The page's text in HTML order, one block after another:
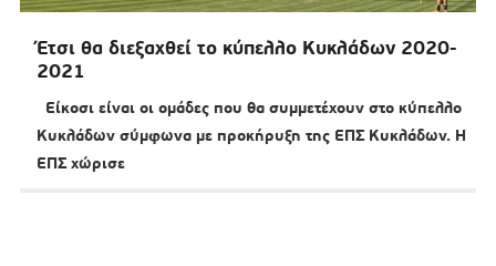
Έτσι θα διεξαχθεί το κύπελλο Κυκλάδων 2020-
2021
Είκοσι είναι οι ομάδες που θα συμμετέχουν στο κύπελλο
Κυκλάδων σύμφωνα με προκήρυξη της ΕΠΣ Κυκλάδων. Η
ΕΠΣ χώρισε